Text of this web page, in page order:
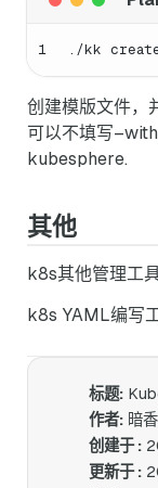
1 ./kk
创建模版文件，
可以不填写
kubesphere.
其他
k8s其他管理工
k8s YAML编写
标题:
作者: 暗
创建于 :
更新于 :